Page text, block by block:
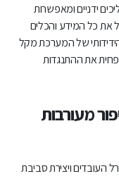
ידניים ומאפשרות
כל המידע והכלים
של המערכת מקל
את ההתנגדות
מעורבות
העובדים ויצירת סביבת